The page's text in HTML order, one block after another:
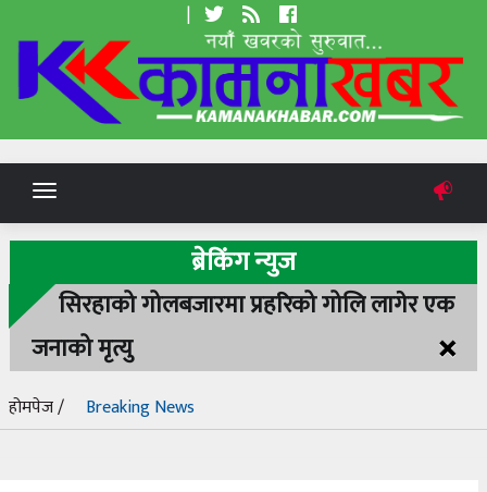
|
Toggle
navigation
ब्रेकिंग न्युज
सिरहाको गोलबजारमा प्रहरिको गोलि लागेर एक
जनाको मृत्यु
×
होमपेज / Breaking News